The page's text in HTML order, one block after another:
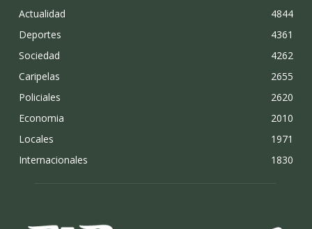
Actualidad
4844
Deportes
4361
Sociedad
4262
Caripelas
2655
Policiales
2620
Economia
2010
Locales
1971
Internacionales
1830